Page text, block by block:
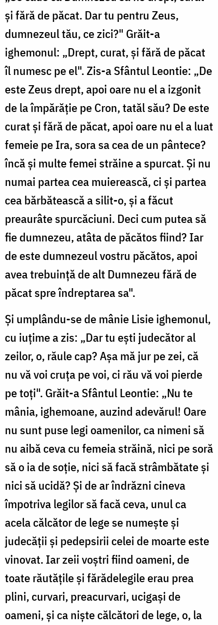
și fără de păcat. Dar tu pentru Zeus,
dumnezeul tău, ce zici?" Grăit-a
ighemonul: „Drept, curat, și fără de păcat
îl numesc pe el". Zis-a Sfântul Leontie: „De
este Zeus drept, apoi oare nu el a izgonit
de la împărăție pe Cron, tatăl său? De este
curat și fără de păcat, apoi oare nu el a luat
femeie pe Ira, sora sa cea de un pântece?
încă și multe femei străine a spurcat. Și nu
numai partea cea muierească, ci și partea
cea bărbătească a silit-o, și a făcut
preaurâte spurcăciuni. Deci cum putea să
fie dumnezeu, atâta de păcătos fiind? Iar
de este dumnezeul vostru păcătos, apoi
avea trebu­ință de alt Dumnezeu fără de
păcat spre îndreptarea sa".
Și umplându-se de mânie Lisie ighemonul,
cu iuțime a zis: „Dar tu ești judecător al
zeilor, o, răule cap? Așa mă jur pe zei, că
nu vă voi cruța pe voi, ci rău vă voi pierde
pe toți". Grăit-a Sfântul Leontie: „Nu te
mânia, ighemoane, auzind adevărul! Oare
nu sunt puse legi oamenilor, ca nimeni să
nu aibă ceva cu femeia străină, nici pe soră
să o ia de soție, nici să facă strâmbătate și
nici să ucidă? Și de ar îndrăzni cineva
împotriva legilor să facă ceva, unul ca
acela căl­cător de lege se numește și
judecății și pedepsirii celei de moarte este
vinovat. Iar zeii voștri fiind oameni, de
toate răutățile și fărădelegile erau prea
plini, curvari, preacurvari, ucigași de
oameni, și ca niște călcători de lege, o, la